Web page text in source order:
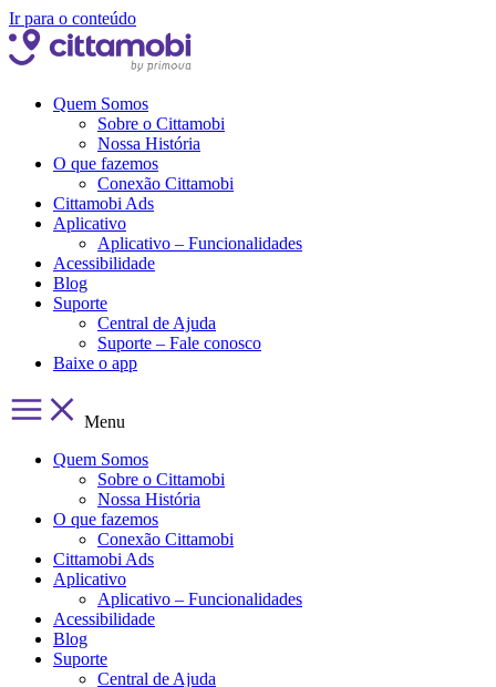
Ir para o conteúdo
Quem Somos
Sobre o Cittamobi
Nossa História
O que fazemos
Conexão Cittamobi
Cittamobi Ads
Aplicativo
Aplicativo – Funcionalidades
Acessibilidade
Blog
Suporte
Central de Ajuda
Suporte – Fale conosco
Baixe o app
Menu
Quem Somos
Sobre o Cittamobi
Nossa História
O que fazemos
Conexão Cittamobi
Cittamobi Ads
Aplicativo
Aplicativo – Funcionalidades
Acessibilidade
Blog
Suporte
Central de Ajuda